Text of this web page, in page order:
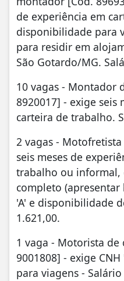
de experiência em
disponibilidade para
para residir em
São Gotardo/MG.
10 vagas - Montador
8920017] - exige seis
carteira de trabalho.
2 vagas -
seis meses de
trabalho ou informal,
completo (apresentar
'A' e disponibilidade
1.621,00.
1 vaga - Motorista de
9001808] - exige
para viagens - Salário